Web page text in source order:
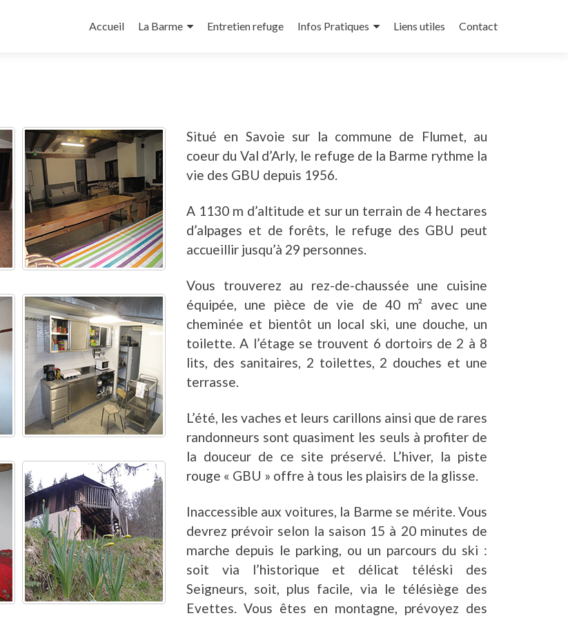
au
Accueil La Barme Entretien refuge Infos Pratiques Liens utiles Contact
Situé en Savoie sur la commune de Flumet, au
coeur du Val d’Arly, le refuge de la Barme rythme la
vie des GBU depuis 1956.
A 1130 m d’altitude et sur un terrain de 4 hectares
d’alpages et de forêts, le refuge des GBU peut
accueillir jusqu’à 29 personnes.
Vous trouverez au rez-de-chaussée une cuisine
équipée, une pièce de vie de 40 m² avec une
cheminée et bientôt un local ski, une douche, un
toilette. A l’étage se trouvent 6 dortoirs de 2 à 8
lits, des sanitaires, 2 toilettes, 2 douches et une
terrasse.
L’été, les vaches et leurs carillons ainsi que de rares
randonneurs sont quasiment les seuls à profiter de
la douceur de ce site préservé. L’hiver, la piste
rouge « GBU » offre à tous les plaisirs de la glisse.
Inaccessible aux voitures, la Barme se mérite. Vous
devrez prévoir selon la saison 15 à 20 minutes de
marche depuis le parking, ou un parcours du ski :
soit via l’historique et délicat téléski des
Seigneurs, soit, plus facile, via le télésiège des
Evettes. Vous êtes en montagne, prévoyez des